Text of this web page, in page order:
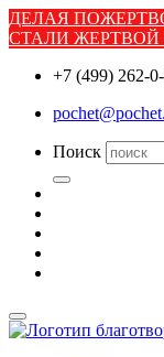
ДЕЛАЯ
СТАЛИ
+7 (499) 262-
Поиск